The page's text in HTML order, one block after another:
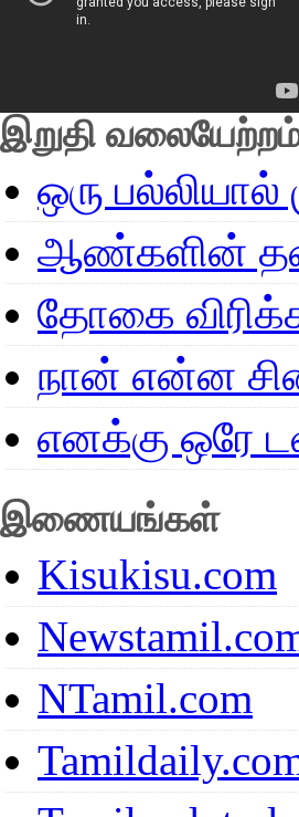
இறுதி
ஒரு பல்லியால்
ஆண்களின்
தோகை
நான் என்ன
எனக்கு ஒரே
இணையங்கள்
Kisukisu.com
NTamil.com